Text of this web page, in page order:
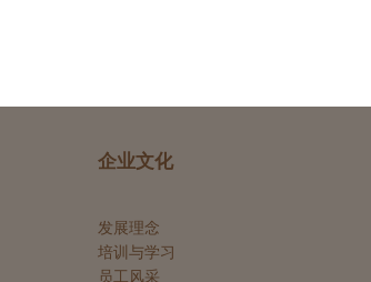
企业文化
发展理念
培训与学习
员工风采